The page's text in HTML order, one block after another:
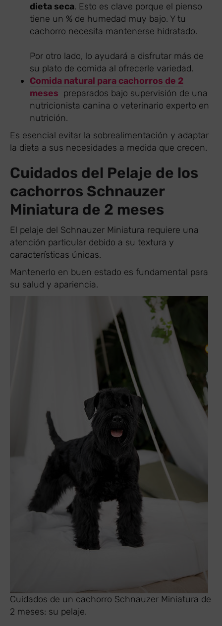
dieta seca. Esto es clave porque el pienso
tiene un % de humedad muy bajo. Y tu
cachorro necesita mantenerse hidratado.
Por otro lado, lo ayudará a disfrutar más de
su plato de comida al ofrecerle variedad.
Comida natural para cachorros de 2
meses preparados bajo supervisión de una
nutricionista canina o veterinario experto en
nutrición.
Es esencial evitar la sobrealimentación y adaptar
la dieta a sus necesidades a medida que crecen.
Cuidados del Pelaje de los
cachorros Schnauzer
Miniatura de 2 meses
El pelaje del Schnauzer Miniatura requiere una
atención particular debido a su textura y
características únicas.
Mantenerlo en buen estado es fundamental para
su salud y apariencia.
Cuidados de un cachorro Schnauzer Miniatura de
2 meses: su pelaje.